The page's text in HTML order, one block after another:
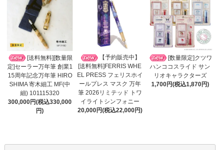
[送料無料][数量限
定]セーラー万年筆 創業1
15周年記念万年筆 HIRO
SHIMA 寄木細工 MF(中
細) 101115320
300,000円(税込330,000
円)
【予約販売中】
[送料無料]FERRIS WHE
EL PRESS フェリスホイ
ールプレス マスク 万年
筆 2026リミテッド トワ
イライトシンフォニー
20,000円(税込22,000円)
[数量限定]クツワ
ハンココスライド サン
リオキャラクターズ
1,700円(税込1,870円)